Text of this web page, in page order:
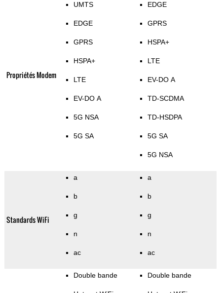
Propriétés Modem
UMTS
EDGE
GPRS
HSPA+
LTE
EV-DO A
5G NSA
5G SA
EDGE
GPRS
HSPA+
LTE
EV-DO A
TD-SCDMA
TD-HSDPA
5G SA
5G NSA
Standards WiFi
a
b
g
n
ac
a
b
g
n
ac
Double bande Double bande